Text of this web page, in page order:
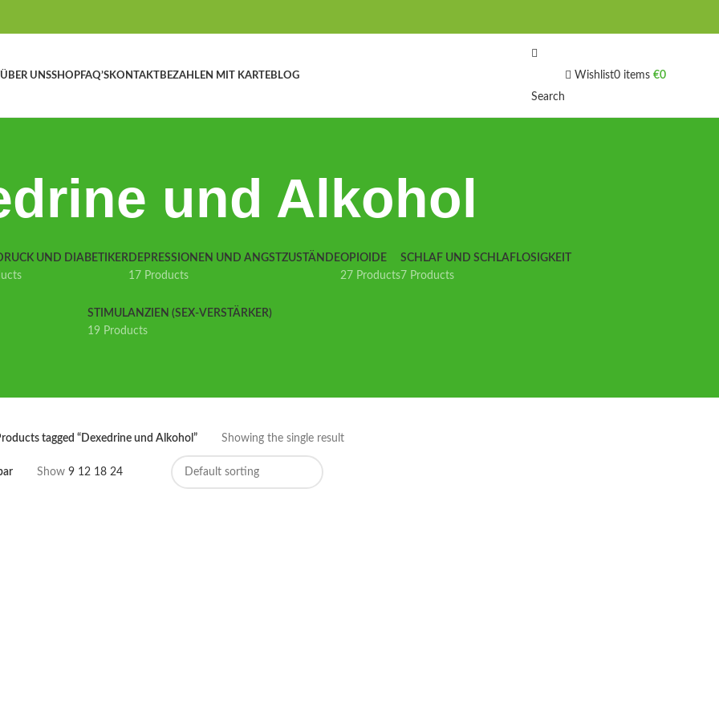
ÜBER UNSSHOPFAQ’SKONTAKTBEZAHLEN MIT KARTEBLOG
Search
Wishlist0 items €0
und Alkohol
UND DIABETIKER DEPRESSIONEN UND ANGSTZUSTÄNDE
17 Products
OPIOIDE
27 Products
SCHLAF UND SCHLAFLOSIGKEIT
7 Products
STIMULANZIEN (SEX-VERSTÄRKER)
19 Products
tagged “Dexedrine und Alkohol” Showing the single result
Show 9 12 18 24